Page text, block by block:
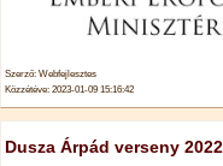
Szerző: Webfejlesztes
Közzétéve: 2023-01-09 15:16:42
Dusza Árpád verseny